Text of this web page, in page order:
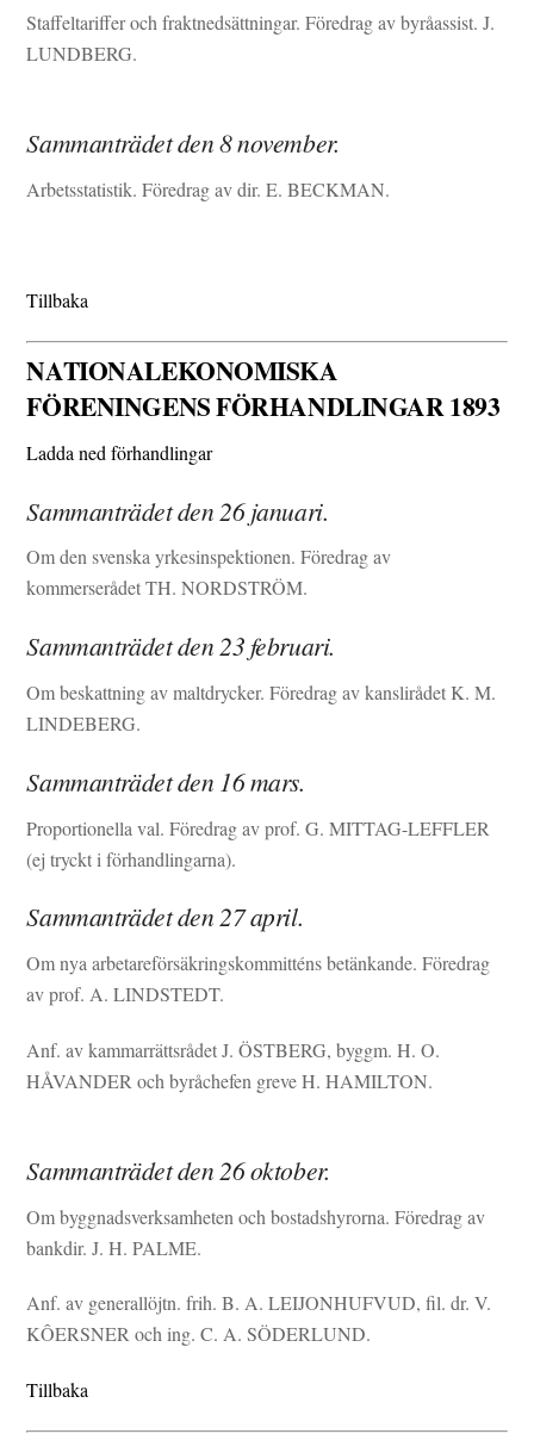
Staffeltariffer och fraktnedsättningar. Föredrag av byråassist. J.
LUNDBERG.
Sammanträdet den 8 november.
Arbetsstatistik. Föredrag av dir. E. BECKMAN.
Tillbaka
NATIONALEKONOMISKA
FÖRENINGENS FÖRHANDLINGAR 1893
Ladda ned förhandlingar
Sammanträdet den 26 januari.
Om den svenska yrkesinspektionen. Föredrag av
kommerserådet TH. NORDSTRÖM.
Sammanträdet den 23 februari.
Om beskattning av maltdrycker. Föredrag av kanslirådet K. M.
LINDEBERG.
Sammanträdet den 16 mars.
Proportionella val. Föredrag av prof. G. MITTAG-LEFFLER
(ej tryckt i förhandlingarna).
Sammanträdet den 27 april.
Om nya arbetareförsäkringskommitténs betänkande. Föredrag
av prof. A. LINDSTEDT.
Anf. av kammarrättsrådet J. ÖSTBERG, byggm. H. O.
HÅVANDER och byråchefen greve H. HAMILTON.
Sammanträdet den 26 oktober.
Om byggnadsverksamheten och bostadshyrorna. Föredrag av
bankdir. J. H. PALME.
Anf. av generallöjtn. frih. B. A. LEIJONHUFVUD, fil. dr. V.
KÔERSNER och ing. C. A. SÖDERLUND.
Tillbaka